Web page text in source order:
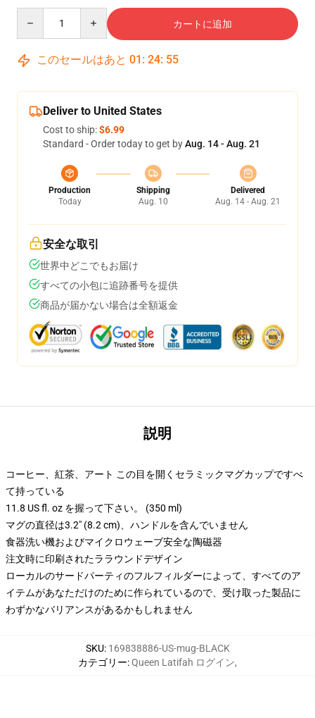
カートに追加
このセールはあと 01 : 24: 54
Deliver to United States
Cost to ship:$6.99
Standard - Order today to get byAug. 14 - Aug. 21
Production
Today
Shipping
Aug. 10
Delivered
Aug. 14 - Aug. 21
安全な取引
世界中どこでもお届け
すべての小包に追跡番号を提供
商品が届かない場合は全額返金
説明
コーヒー、紅茶、アート この目を開くセラミックマグカップですべ
て持っている
11.8 US fl. oz を握って下さい。 (350 ml)
マグの直径は3.2" (8.2 cm)、ハンドルを含んでいません
食器洗い機およびマイクロウェーブ安全な陶磁器
注文時に印刷されたララウンドデザイン
ローカルのサードパーティのフルフィルダーによって、すべてのア
イテムがあなただけのために作られているので、受け取った製品に
わずかなバリアンスがあるかもしれません
SKU: 169838886-US-mug-BLACK
カテゴリー:Queen Latifah ログイン,